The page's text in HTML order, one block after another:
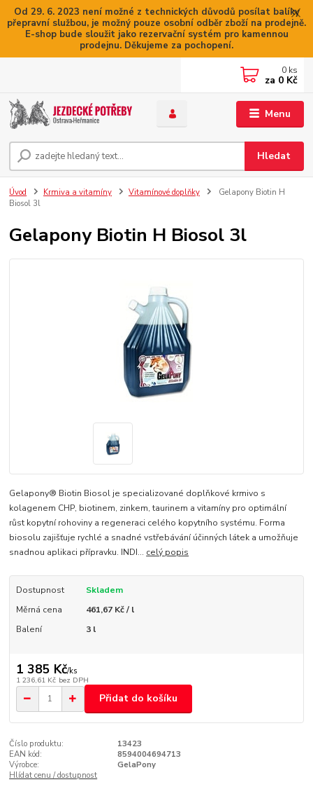
Od 29. 6. 2023 není možné z technických důvodů posílat balíky
přepravní službou, je možný pouze osobní odběr zboží na prodejně.
E-shop bude sloužit jako rezervační systém pro kamennou
prodejnu. Děkujeme za pochopení.
Menu
Hledat
0 ks
za 0 Kč
Úvod Krmiva a vitamíny Vitamínové doplňky
Gelapony Biotin H
Biosol 3l
Gelapony Biotin H Biosol 3l
Gelapony® Biotin Biosol je specializované doplňkové krmivo s
kolagenem CHP, biotinem, zinkem, taurinem a vitamíny pro optimální
růst kopytní rohoviny a regeneraci celého kopytního systému. Forma
biosolu zajišťuje rychlé a snadné vstřebávání účinných látek a umožňuje
snadnou aplikaci přípravku. INDI... celý popis
Dostupnost
Skladem
Měrná cena
461,67 Kč / l
Balení
3 l
1 385 Kč/ks
1 236,61 Kč bez DPH
Přidat do košíku
Číslo produktu:
13423
EAN kód:
8594004694713
Výrobce:
GelaPony
Hlídat cenu / dostupnost